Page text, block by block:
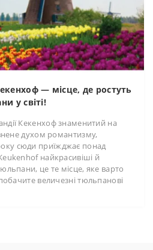
— місце, де ростуть
у світі!
Кекенхоф знаменитий на
духом романтизму,
сюди приїжджає понад
найкрасивіші й
це те місце, яке варто
величезні тюльпанові